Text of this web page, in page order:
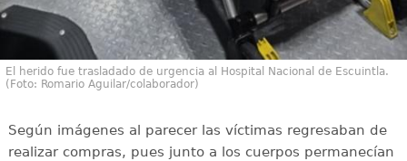
El herido fue trasladado de urgencia al Hospital Nacional de Escuintla.
(Foto: Romario Aguilar/colaborador)
Según imágenes al parecer las víctimas regresaban de
realizar compras, pues junto a los cuerpos permanecían